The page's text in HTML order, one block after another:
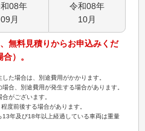
08年
09 月
令和08年
10月
無料見積りからお申込みくだ
）。
た場合は、別途費用がかかります。
合、別途費用が発生する場合があります。
がございます。
度前後する場合があります。
年及び18年以上経過している車両は重量